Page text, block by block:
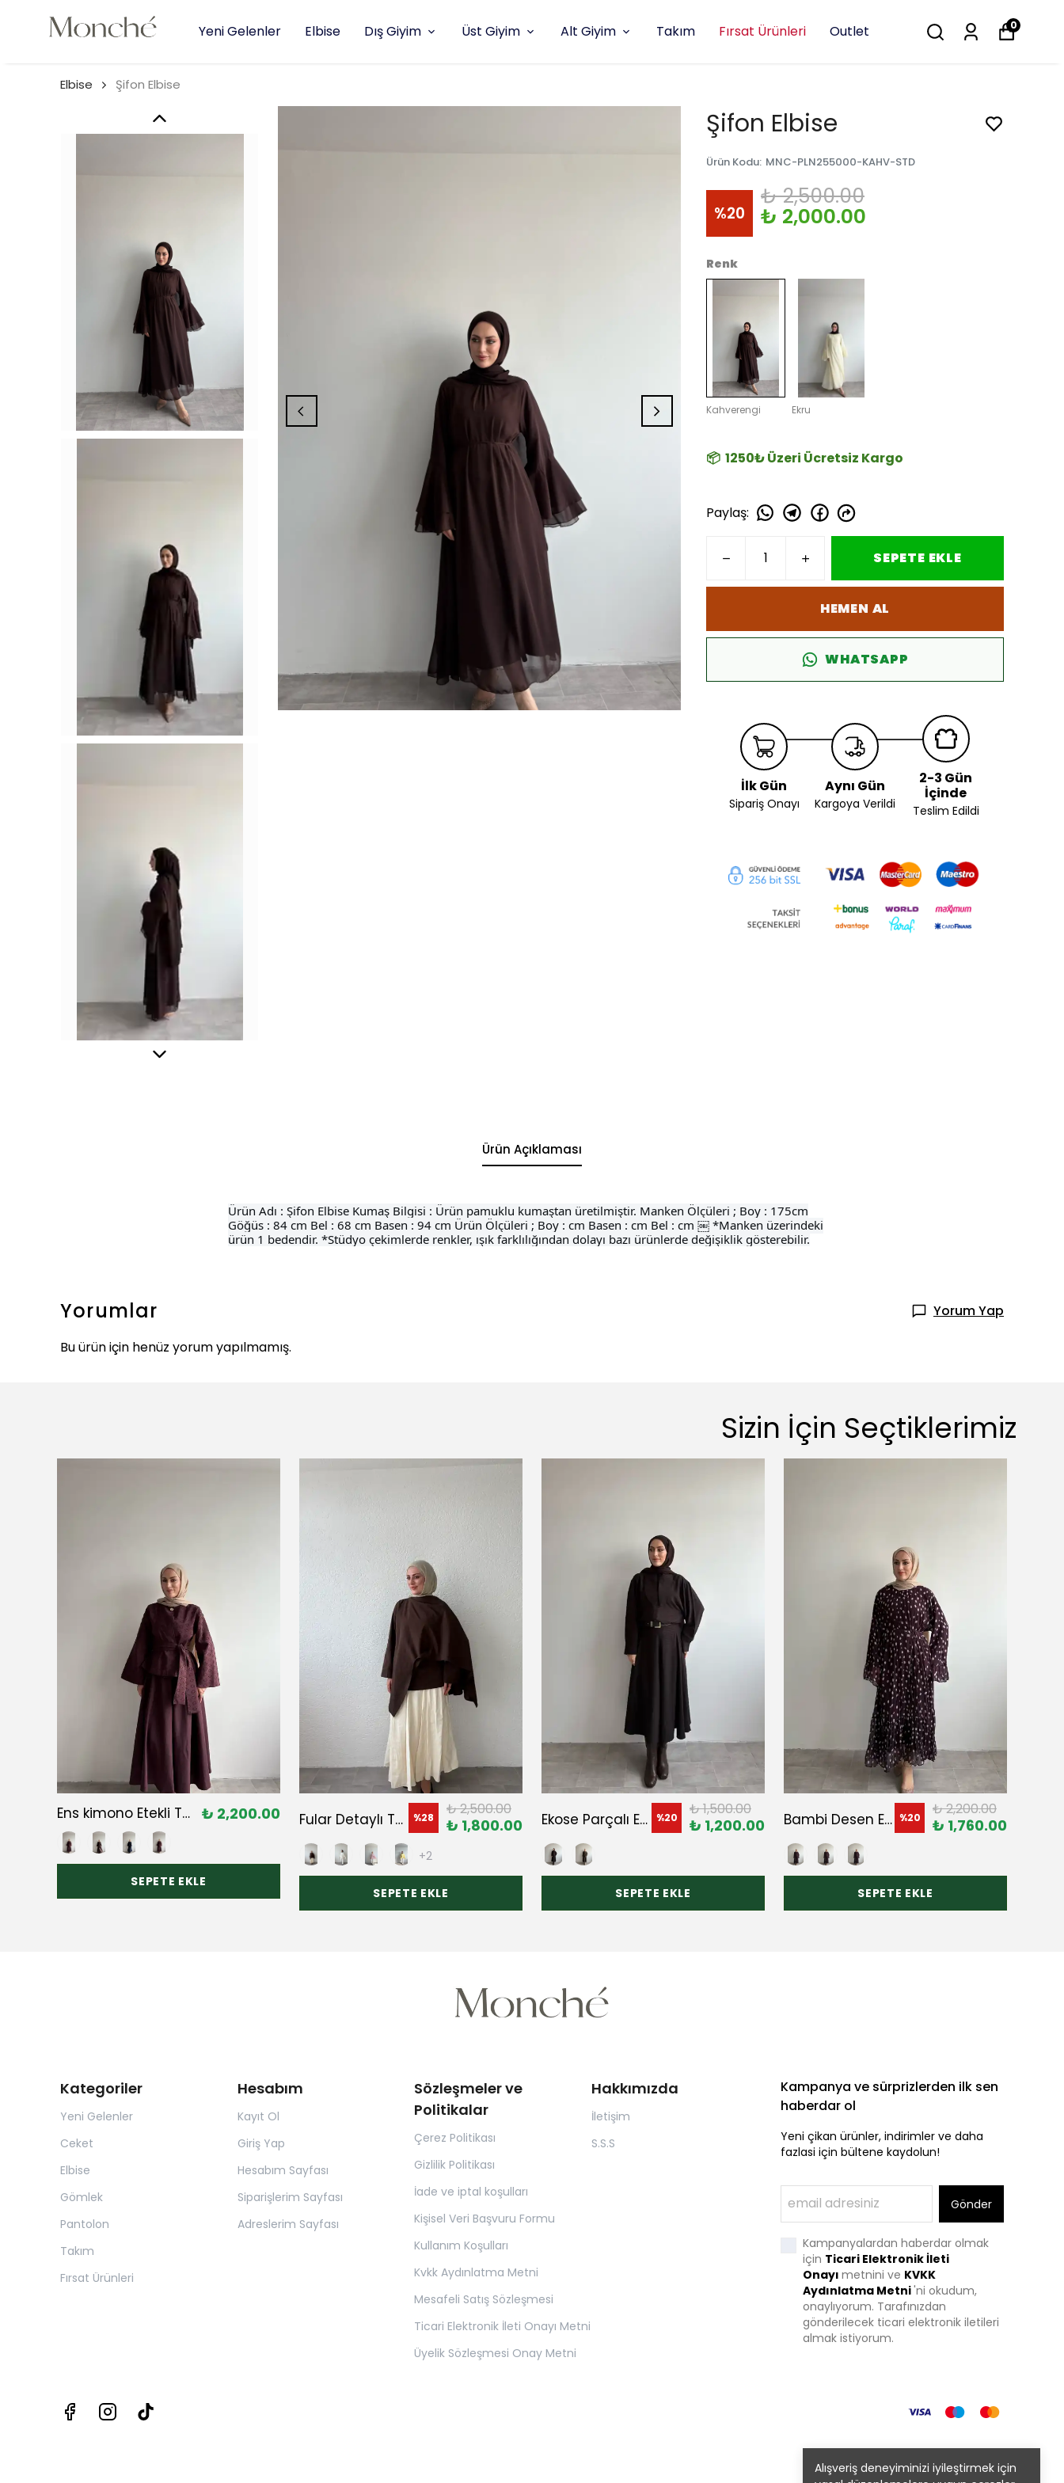
Yeni Gelenler Elbise Dış Giyim Üst Giyim Alt Giyim Takım Fırsat Ürünleri Outlet 0
Alışveriş deneyiminizi iyileştirmek için
Elbise Şifon Elbise
Şifon Elbise
Ürün Kodu: MNC-PLN255000-KAHV-STD
%20
₺ 2,500.00
₺ 2,000.00
Renk
Kahverengi Ekru
📦 1250₺ Üzeri Ücretsiz Kargo
Paylaş:
SEPETE EKLE
HEMEN AL
WHATSAPP
İlk Gün
Sipariş Onayı
Aynı Gün
Kargoya Verildi
2-3 Gün
İçinde
Teslim Edildi
Ürün Açıklaması
Ürün Adı : Şifon Elbise Kumaş Bilgisi : Ürün pamuklu kumaştan üretilmiştir. Manken Ölçüleri ; Boy : 175cm
Göğüs : 84 cm Bel : 68 cm Basen : 94 cm Ürün Ölçüleri ; Boy : cm Basen : cm Bel : cm ￼ *Manken üzerindeki
ürün 1 bedendir. *Stüdyo çekimlerde renkler, ışık farklılığından dolayı bazı ürünlerde değişiklik gösterebilir.
Yorumlar
Yorum Yap
Bu ürün için henüz yorum yapılmamış.
Sizin İçin Seçtiklerimiz
Ens kimono Etekli Takım ₺ 2,200.00
SEPETE EKLE
Fular Detaylı Tunik %28 ₺ 2,500.00
₺ 1,800.00
+2
SEPETE EKLE
Ekose Parçalı Etek %20 ₺ 1,500.00
₺ 1,200.00
SEPETE EKLE
Bambi Desen Elbise %20 ₺ 2,200.00
₺ 1,760.00
SEPETE EKLE
Kategoriler
Yeni Gelenler
Ceket
Elbise
Gömlek
Pantolon
Takım
Fırsat Ürünleri
Hesabım
Kayıt Ol
Giriş Yap
Hesabım Sayfası
Siparişlerim Sayfası
Adreslerim Sayfası
Sözleşmeler ve
Politikalar
Çerez Politikası
Gizlilik Politikası
İade ve iptal koşulları
Kişisel Veri Başvuru Formu
Kullanım Koşulları
Kvkk Aydınlatma Metni
Mesafeli Satış Sözleşmesi
Ticari Elektronik İleti Onayı Metni
Üyelik Sözleşmesi Onay Metni
Hakkımızda
İletişim
S.S.S
Kampanya ve sürprizlerden ilk sen
haberdar ol
Yeni çikan ürünler, indirimler ve daha
fazlasi için bültene kaydolun!
Gönder
Kampanyalardan haberdar olmak
için Ticari Elektronik İleti
Onayı metnini ve KVKK
Aydınlatma Metni'ni okudum,
onaylıyorum. Tarafınızdan
gönderilecek ticari elektronik iletileri
almak istiyorum.